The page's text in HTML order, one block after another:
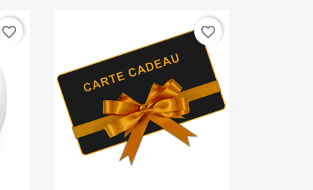
favorite_border favorite_border